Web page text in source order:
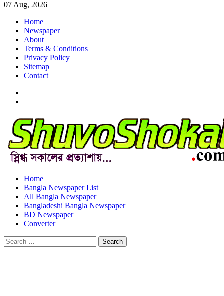
07 Aug, 2026
Home
Newspaper
About
Terms & Conditions
Privacy Policy
Sitemap
Contact
Home
Bangla Newspaper List
All Bangla Newspaper
Bangladeshi Bangla Newspaper
BD Newspaper
Converter
Search
for: